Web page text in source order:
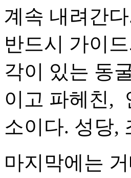
계속 내려간
반드시 가이
각이 있는 동
이고 파헤친,
소이다. 성당,
마지막에는